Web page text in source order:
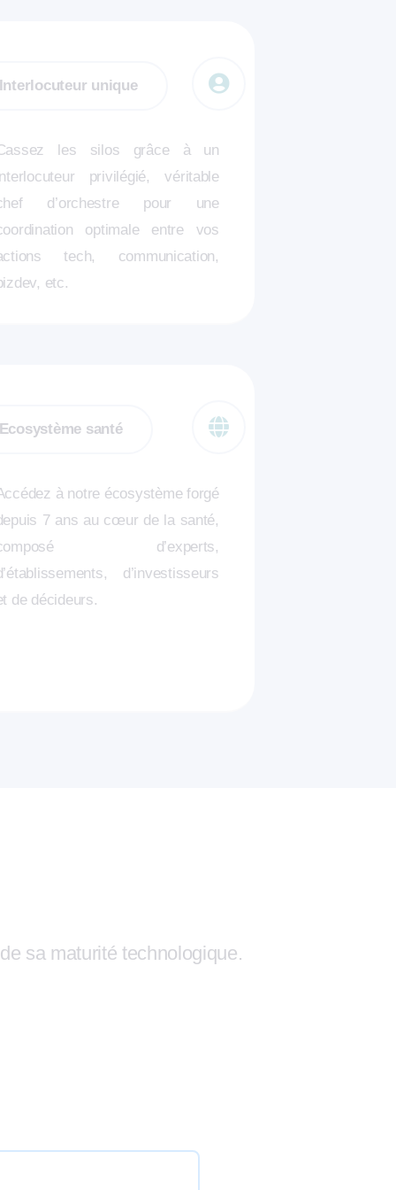
unique
les silos grâce à un
privilégié, véritable
d’orchestre pour une
optimale entre vos
tech, communication,
etc.
santé
à notre écosystème forgé
7 ans au cœur de la santé,
d’experts,
d’investisseurs
de décideurs.
sa maturité technologique.